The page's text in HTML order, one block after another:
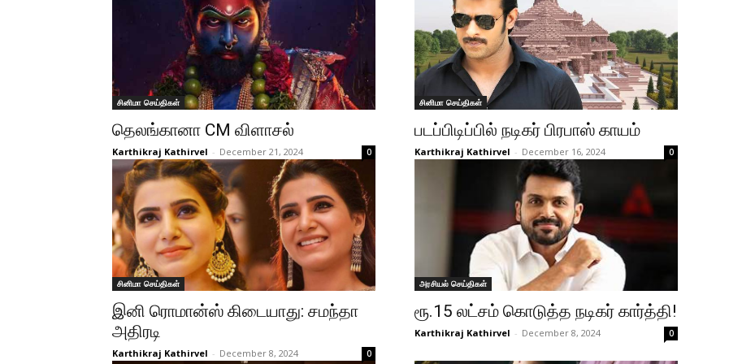
சினிமா செய்திகள்
தெலங்கானா CM விளாசல்
Karthikraj Kathirvel - December 21, 2024 0
சினிமா செய்திகள்
படப்பிடிப்பில் நடிகர் பிரபாஸ் காயம்
Karthikraj Kathirvel - December 16, 2024 0
சினிமா செய்திகள்
இனி ரொமான்ஸ் கிடையாது: சமந்தா
அதிரடி
Karthikraj Kathirvel - December 8, 2024 0
அரசியல் செய்திகள்
ரூ.15 லட்சம் கொடுத்த நடிகர் கார்த்தி!
Karthikraj Kathirvel - December 8, 2024 0